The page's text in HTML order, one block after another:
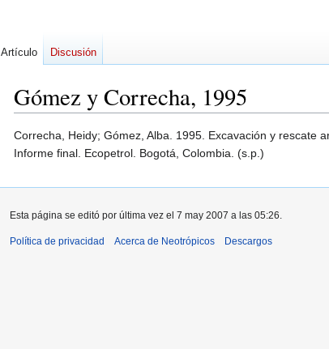
Gómez y Correcha, 1995
Ir
a
navegación
Ir
a
búsqueda
Correcha, Heidy; Gómez, Alba. 1995. Excavación y rescate
Informe final. Ecopetrol. Bogotá, Colombia. (s.p.)
Artículo Discusión
Esta página se editó por última vez el 7 may 2007 a las 05:26.
Política de privacidad Acerca de Neotrópicos Descargos